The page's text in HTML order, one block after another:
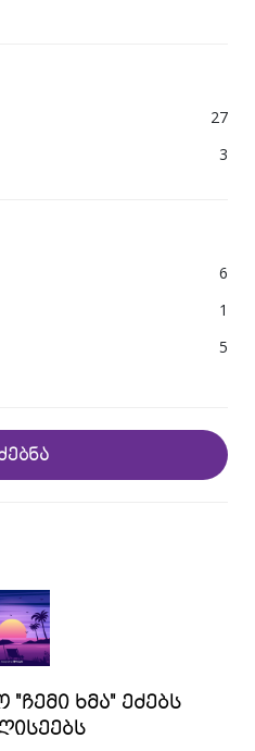
27
3
6
1
5
მქონე პირები
2
ხმა" ეძებს